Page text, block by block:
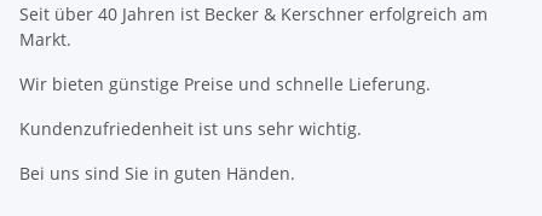
Seit über 40 Jahren ist Becker & Kerschner erfolgreich am
Markt.
Wir bieten günstige Preise und schnelle Lieferung.
Kundenzufriedenheit ist uns sehr wichtig.
Bei uns sind Sie in guten Händen.